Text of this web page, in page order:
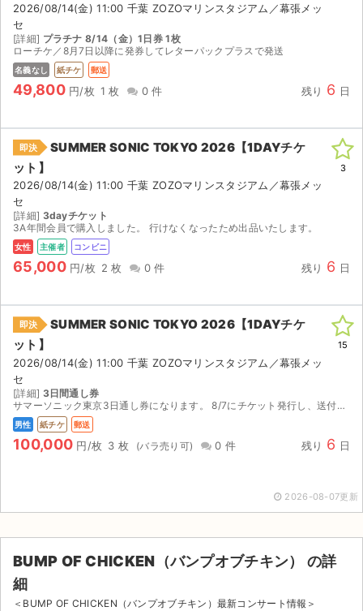
2026/08/14(金) 11:00 千葉 ZOZOマリンスタジアム／幕張メッ
セ
[詳細] プラチナ 8/14（金）1日券 1枚
ローチケ／8月7日以降に発券してレターパックプラスで発送
名義なし 紙チケ 郵送
49,800 円/枚 1 枚 0 件 残り 6 日
即決
SUMMER SONIC TOKYO 2026【1DAYチケ
ット】
2026/08/14(金) 11:00 千葉 ZOZOマリンスタジアム／幕張メッ
セ
[詳細] 3dayチケット
3A年間会員で購入しました。 行けなくなったため出品いたします。
女性 主催者 コンビニ
65,000 円/枚 2 枚 0 件 残り 6 日
3
即決
SUMMER SONIC TOKYO 2026【1DAYチケ
ット】
2026/08/14(金) 11:00 千葉 ZOZOマリンスタジアム／幕張メッ
セ
[詳細] 3日間通し券
サマーソニック東京3日通し券になります。 8/7にチケット発行し、送付する流れになります。 購入後の入場トラブル等での返金しかねますのでよろしくお願いします。
男性 紙チケ 郵送
100,000 円/枚 3 枚 0 件 残り 6 日
15
2026-08-07更新
BUMP OF CHICKEN（バンプオブチキン） の詳
細
＜BUMP OF CHICKEN（バンプオブチキン）最新コンサート情報＞